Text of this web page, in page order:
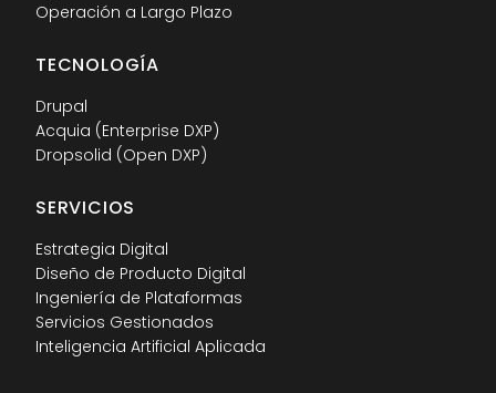
Operación a Largo Plazo
TECNOLOGÍA
Drupal
Acquia (Enterprise DXP)
Dropsolid (Open DXP)
SERVICIOS
Estrategia Digital
Diseño de Producto Digital
Ingeniería de Plataformas
Servicios Gestionados
Inteligencia Artificial Aplicada